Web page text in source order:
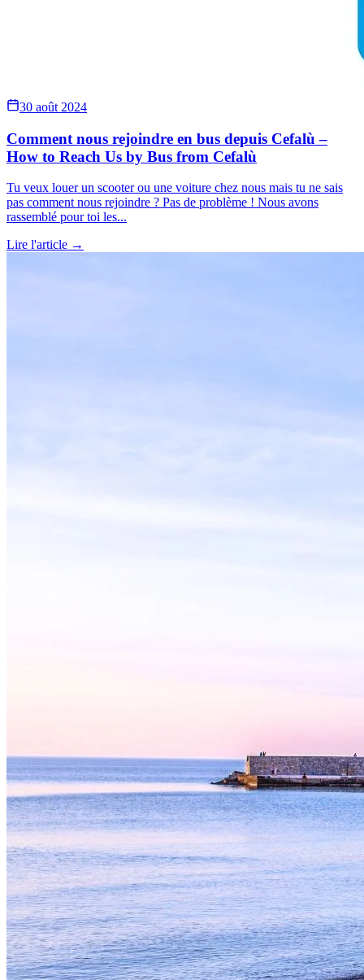
30 août 2024
Comment nous rejoindre en bus depuis Cefalù –
How to Reach Us by Bus from Cefalù
Tu veux louer un scooter ou une voiture chez nous mais tu ne sais
pas comment nous rejoindre ? Pas de problème ! Nous avons
rassemblé pour toi les...
Lire l'article →